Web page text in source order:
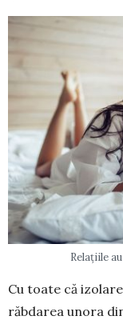
Relațiile
Cu toate că
răbdarea unora